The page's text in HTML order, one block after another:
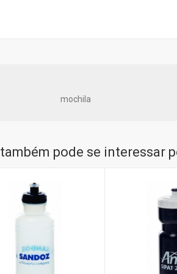
mochila
pode se interessar